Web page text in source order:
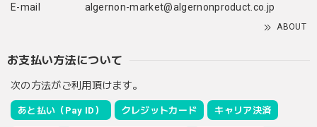
E-mail
algernon-market@algernonproduct.co.jp
ABOUT
お支払い方法について
次の方法がご利用頂けます。
あと払い（Pay ID） クレジットカード キャリア決済